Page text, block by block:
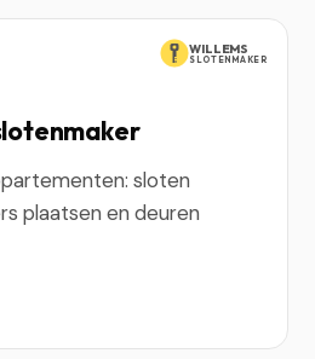
WILLEMS
SLOTENMAKER
sloten
plaatsen en deuren